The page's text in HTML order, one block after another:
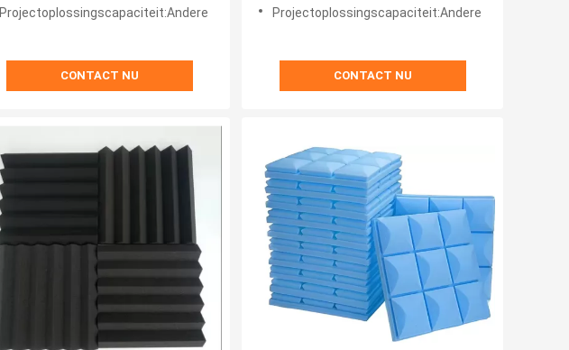
Projectoplossingscapaciteit:Andere
CONTACT NU
Projectoplossingscapaciteit:Andere
CONTACT NU